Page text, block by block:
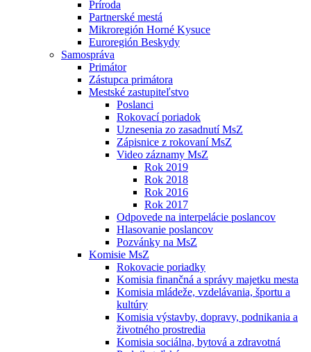
Príroda
Partnerské mestá
Mikroregión Horné Kysuce
Euroregión Beskydy
Samospráva
Primátor
Zástupca primátora
Mestské zastupiteľstvo
Poslanci
Rokovací poriadok
Uznesenia zo zasadnutí MsZ
Zápisnice z rokovaní MsZ
Video záznamy MsZ
Rok 2019
Rok 2018
Rok 2016
Rok 2017
Odpovede na interpelácie poslancov
Hlasovanie poslancov
Pozvánky na MsZ
Komisie MsZ
Rokovacie poriadky
Komisia finančná a správy majetku mesta
Komisia mládeže, vzdelávania, športu a
kultúry
Komisia výstavby, dopravy, podnikania a
životného prostredia
Komisia sociálna, bytová a zdravotná